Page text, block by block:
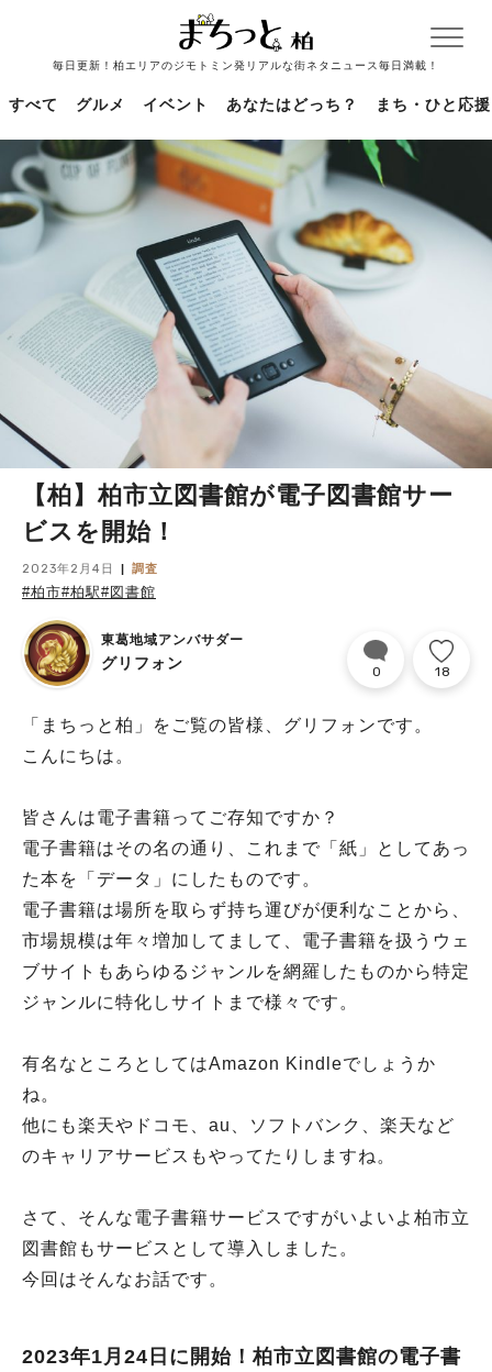
毎日更新！柏エリアのジモトミン発リアルな街ネタニュース毎日満載！
すべて グルメ イベント あなたはどっち？ まち・ひと応援
【柏】柏市立図書館が電子図書館サー
ビスを開始！
2023年2月4日 調査
#柏市#柏駅#図書館
東葛地域アンバサダー
グリフォン 0 18
「まちっと柏」をご覧の皆様、グリフォンです。
こんにちは。
皆さんは電子書籍ってご存知ですか？
電子書籍はその名の通り、これまで「紙」としてあっ
た本を「データ」にしたものです。
電子書籍は場所を取らず持ち運びが便利なことから、
市場規模は年々増加してまして、電子書籍を扱うウェ
ブサイトもあらゆるジャンルを網羅したものから特定
ジャンルに特化しサイトまで様々です。
有名なところとしてはAmazon Kindleでしょうか
ね。
他にも楽天やドコモ、au、ソフトバンク、楽天など
のキャリアサービスもやってたりしますね。
さて、そんな電子書籍サービスですがいよいよ柏市立
図書館もサービスとして導入しました。
今回はそんなお話です。
2023年1月24日に開始！柏市立図書館の電子書